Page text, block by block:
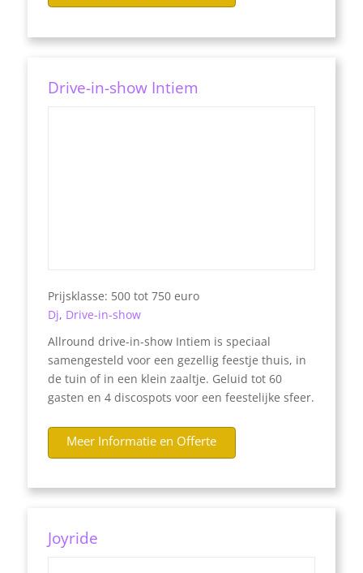
Drive-in-show Intiem
Prijsklasse: 500 tot 750 euro
Dj, Drive-in-show
Allround drive-in-show Intiem is speciaal
samengesteld voor een gezellig feestje thuis, in
de tuin of in een klein zaaltje. Geluid tot 60
gasten en 4 discospots voor een feestelijke sfeer.
Meer Informatie en Offerte
Joyride